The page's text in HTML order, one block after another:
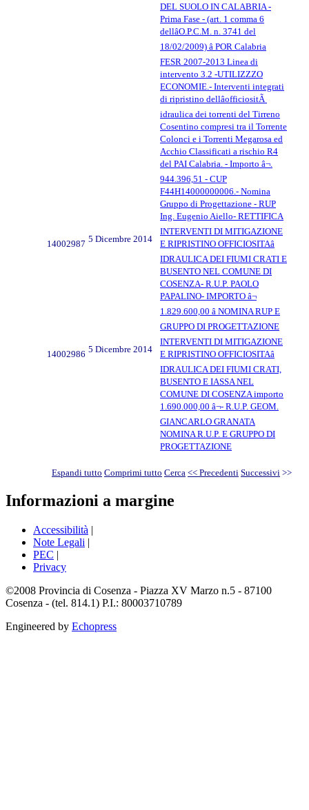
DEL SUOLO IN CALABRIA -
Prima Fase - (art. 1 comma 6
dellâO.P.C.M. n. 3741 del
18/02/2009) â POR Calabria
FESR 2007-2013 Linea di
intervento 3.2 -UTILIZZZO
ECONOMIE.- Interventi integrati
di ripristino dellâofficiositÃ
idraulica dei torrenti del Tirreno
Cosentino compresi tra il Torrente
Colonci e i Torrenti Megarosa ed
Acchio Classificati a rischio R4
del PAI Calabria. - Importo â¬.
944.396,51 - CUP
F44H14000000006.- Nomina
Gruppo di Progettazione - RUP
Ing. Eugenio Aiello- RETTIFICA
14002987 5 Dicembre 2014
INTERVENTI DI MITIGAZIONE
E RIPRISTINO OFFICIOSITAâ
IDRAULICA DEI FIUMI CRATI E
BUSENTO NEL COMUNE DI
COSENZA- R.U.P. PAOLO
PAPALINO- IMPORTO â¬
1.829.600,00 â NOMINA RUP E
GRUPPO DI PROGETTAZIONE
14002986 5 Dicembre 2014
INTERVENTI DI MITIGAZIONE
E RIPRISTINO OFFICIOSITAâ
IDRAULICA DEI FIUMI CRATI,
BUSENTO E IASSA NEL
COMUNE DI COSENZA importo
1.690.000,00 â¬- R.U.P. GEOM.
GIANCARLO GRANATA
NOMINA R.U.P. E GRUPPO DI
PROGETTAZIONE
Espandi tutto Comprimi tutto Cerca << Precedenti Successivi >>
Informazioni a margine
Accessibilità |
Note Legali |
PEC |
Privacy
©2008 Provincia di Cosenza - Piazza XV Marzo n.5 - 87100
Cosenza - (tel. 814.1) P.I.: 80003710789
Engineered by Echopress